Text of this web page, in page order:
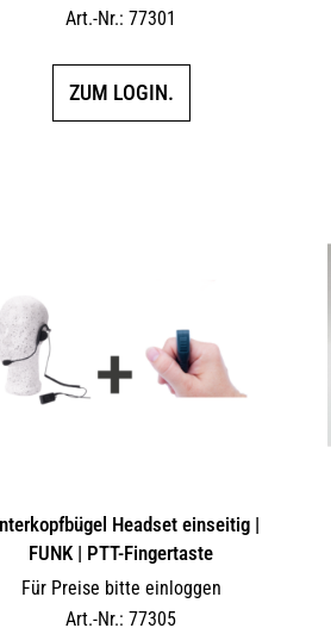
Art.-Nr.: 77301
ZUM LOGIN.
Headset einseitig |
FUNK | PTT-Fingertaste
Für Preise bitte einloggen
Art.-Nr.: 77305